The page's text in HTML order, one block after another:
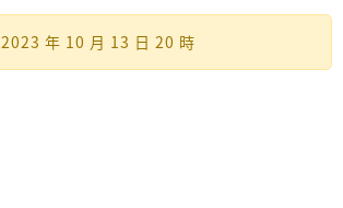
2023 年 10 月 13 日 20 時